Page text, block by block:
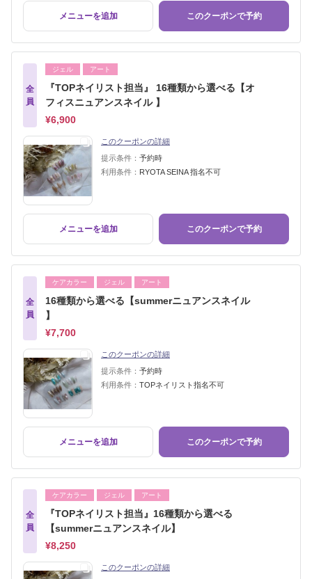
メニューを追加 このクーポンで予約
全
員
ジェル アート
『TOPネイリスト担当』 16種類から選べる【オ
フィスニュアンスネイル 】
¥6,900
このクーポンの詳細
提示条件： 予約時
利用条件： RYOTA SEINA 指名不可
メニューを追加 このクーポンで予約
全
員
ケアカラー ジェル アート
16種類から選べる【summerニュアンスネイル
】
¥7,700
このクーポンの詳細
提示条件： 予約時
利用条件： TOPネイリスト指名不可
メニューを追加 このクーポンで予約
全
員
ケアカラー ジェル アート
『TOPネイリスト担当』16種類から選べる
【summerニュアンスネイル】
¥8,250
このクーポンの詳細